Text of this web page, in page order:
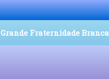
Grande Fraternidade Branca